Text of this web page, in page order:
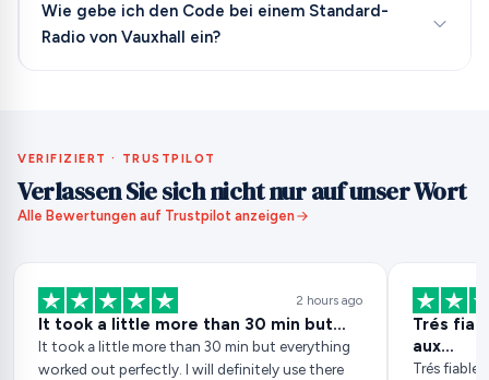
Wie gebe ich den Code bei einem Standard-
Radio von Vauxhall ein?
VERIFIZIERT · TRUSTPILOT
Verlassen Sie sich nicht nur auf unser Wort
Alle Bewertungen auf Trustpilot anzeigen
2 hours ago
It took a little more than 30 min but…
It took a little more than 30 min but everything
worked out perfectly. I will definitely use there
Trés
aux…
Trés fiable